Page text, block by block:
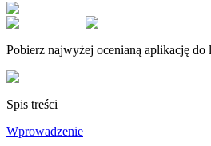
Pobierz najwyżej ocenianą aplikację do
Spis treści
Wprowadzenie